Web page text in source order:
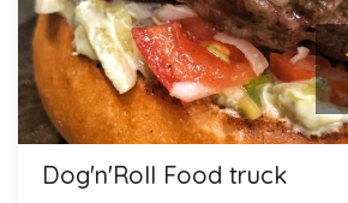
Dog'n'Roll Food truck